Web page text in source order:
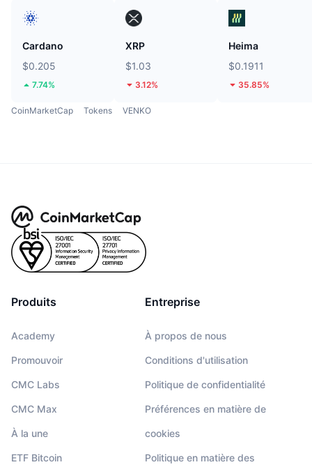
Cardano
$0.205
7.74%
XRP
$1.03
3.12%
Heima
$0.1911
35.85%
CoinMarketCap Tokens VENKO
Produits
Academy
Promouvoir
CMC Labs
CMC Max
À la une
ETF Bitcoin
Entreprise
À propos de nous
Conditions d'utilisation
Politique de confidentialité
Préférences en matière de
cookies
Politique en matière des